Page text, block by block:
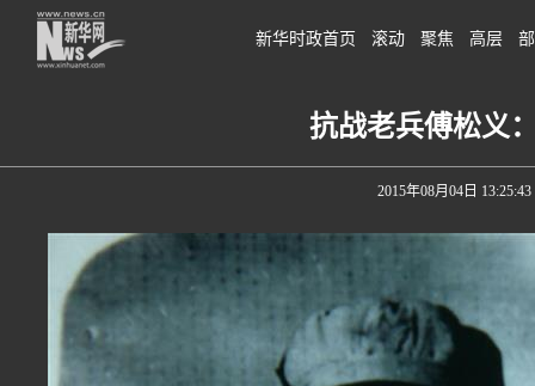
新华时政首页 滚动 聚焦 高层
抗战老兵傅松义
2015年08月04日 13:25:43